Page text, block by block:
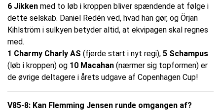
6 Jikken med to løb i kroppen bliver spændende at følge i
dette selskab. Daniel Redén ved, hvad han gør, og Örjan
Kihlström i sulkyen betyder altid, at ekvipagen skal regnes
med.
1 Charmy Charly AS (fjerde start i nyt regi), 5 Schampus
(løb i kroppen) og 10 Macahan (nærmer sig topformen) er
de øvrige deltagere i årets udgave af Copenhagen Cup!
V85-8: Kan Flemming Jensen runde omgangen af?